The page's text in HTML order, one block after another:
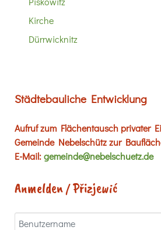
Kirche
Dürrwicknitz
Städtebauliche Entwicklung
Aufruf zum Flächentausch privater
Gemeinde Nebelschütz zur
E-Mail:gemeinde@nebelschuetz.de
Anmelden / Přizjewić
Benutzername